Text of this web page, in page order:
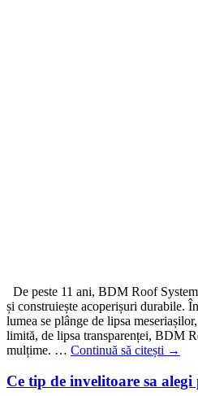
De peste 11 ani, BDM Roof
și construiește acoperișuri durabile.
lumea se plânge de lipsa
limită, de lipsa transparenței, BDM
mulțime. … Continuă să citești →
Ce tip de invelitoare sa